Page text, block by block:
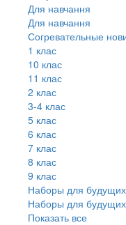
Для навчання
Для навчання
Согревательные
1 клас
10 клас
11 клас
2 клас
3-4 клас
5 клас
6 клас
7 клас
8 клас
9 клас
Наборы для
Наборы для будущих
Показать все